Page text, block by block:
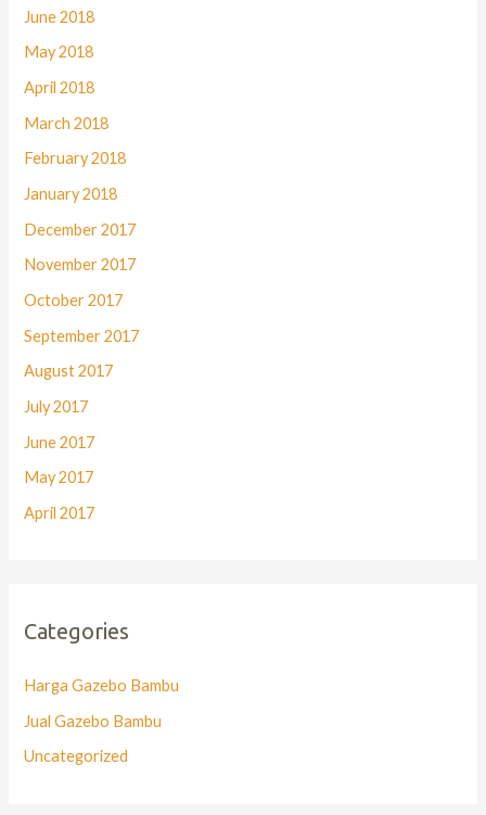
June 2018
May 2018
April 2018
March 2018
February 2018
January 2018
December 2017
November 2017
October 2017
September 2017
August 2017
July 2017
June 2017
May 2017
April 2017
Categories
Harga Gazebo Bambu
Jual Gazebo Bambu
Uncategorized